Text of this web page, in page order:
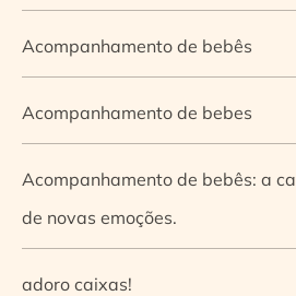
Acompanhamento de bebês
Acompanhamento de bebes
Acompanhamento de bebês: a
de novas emoções.
adoro caixas!